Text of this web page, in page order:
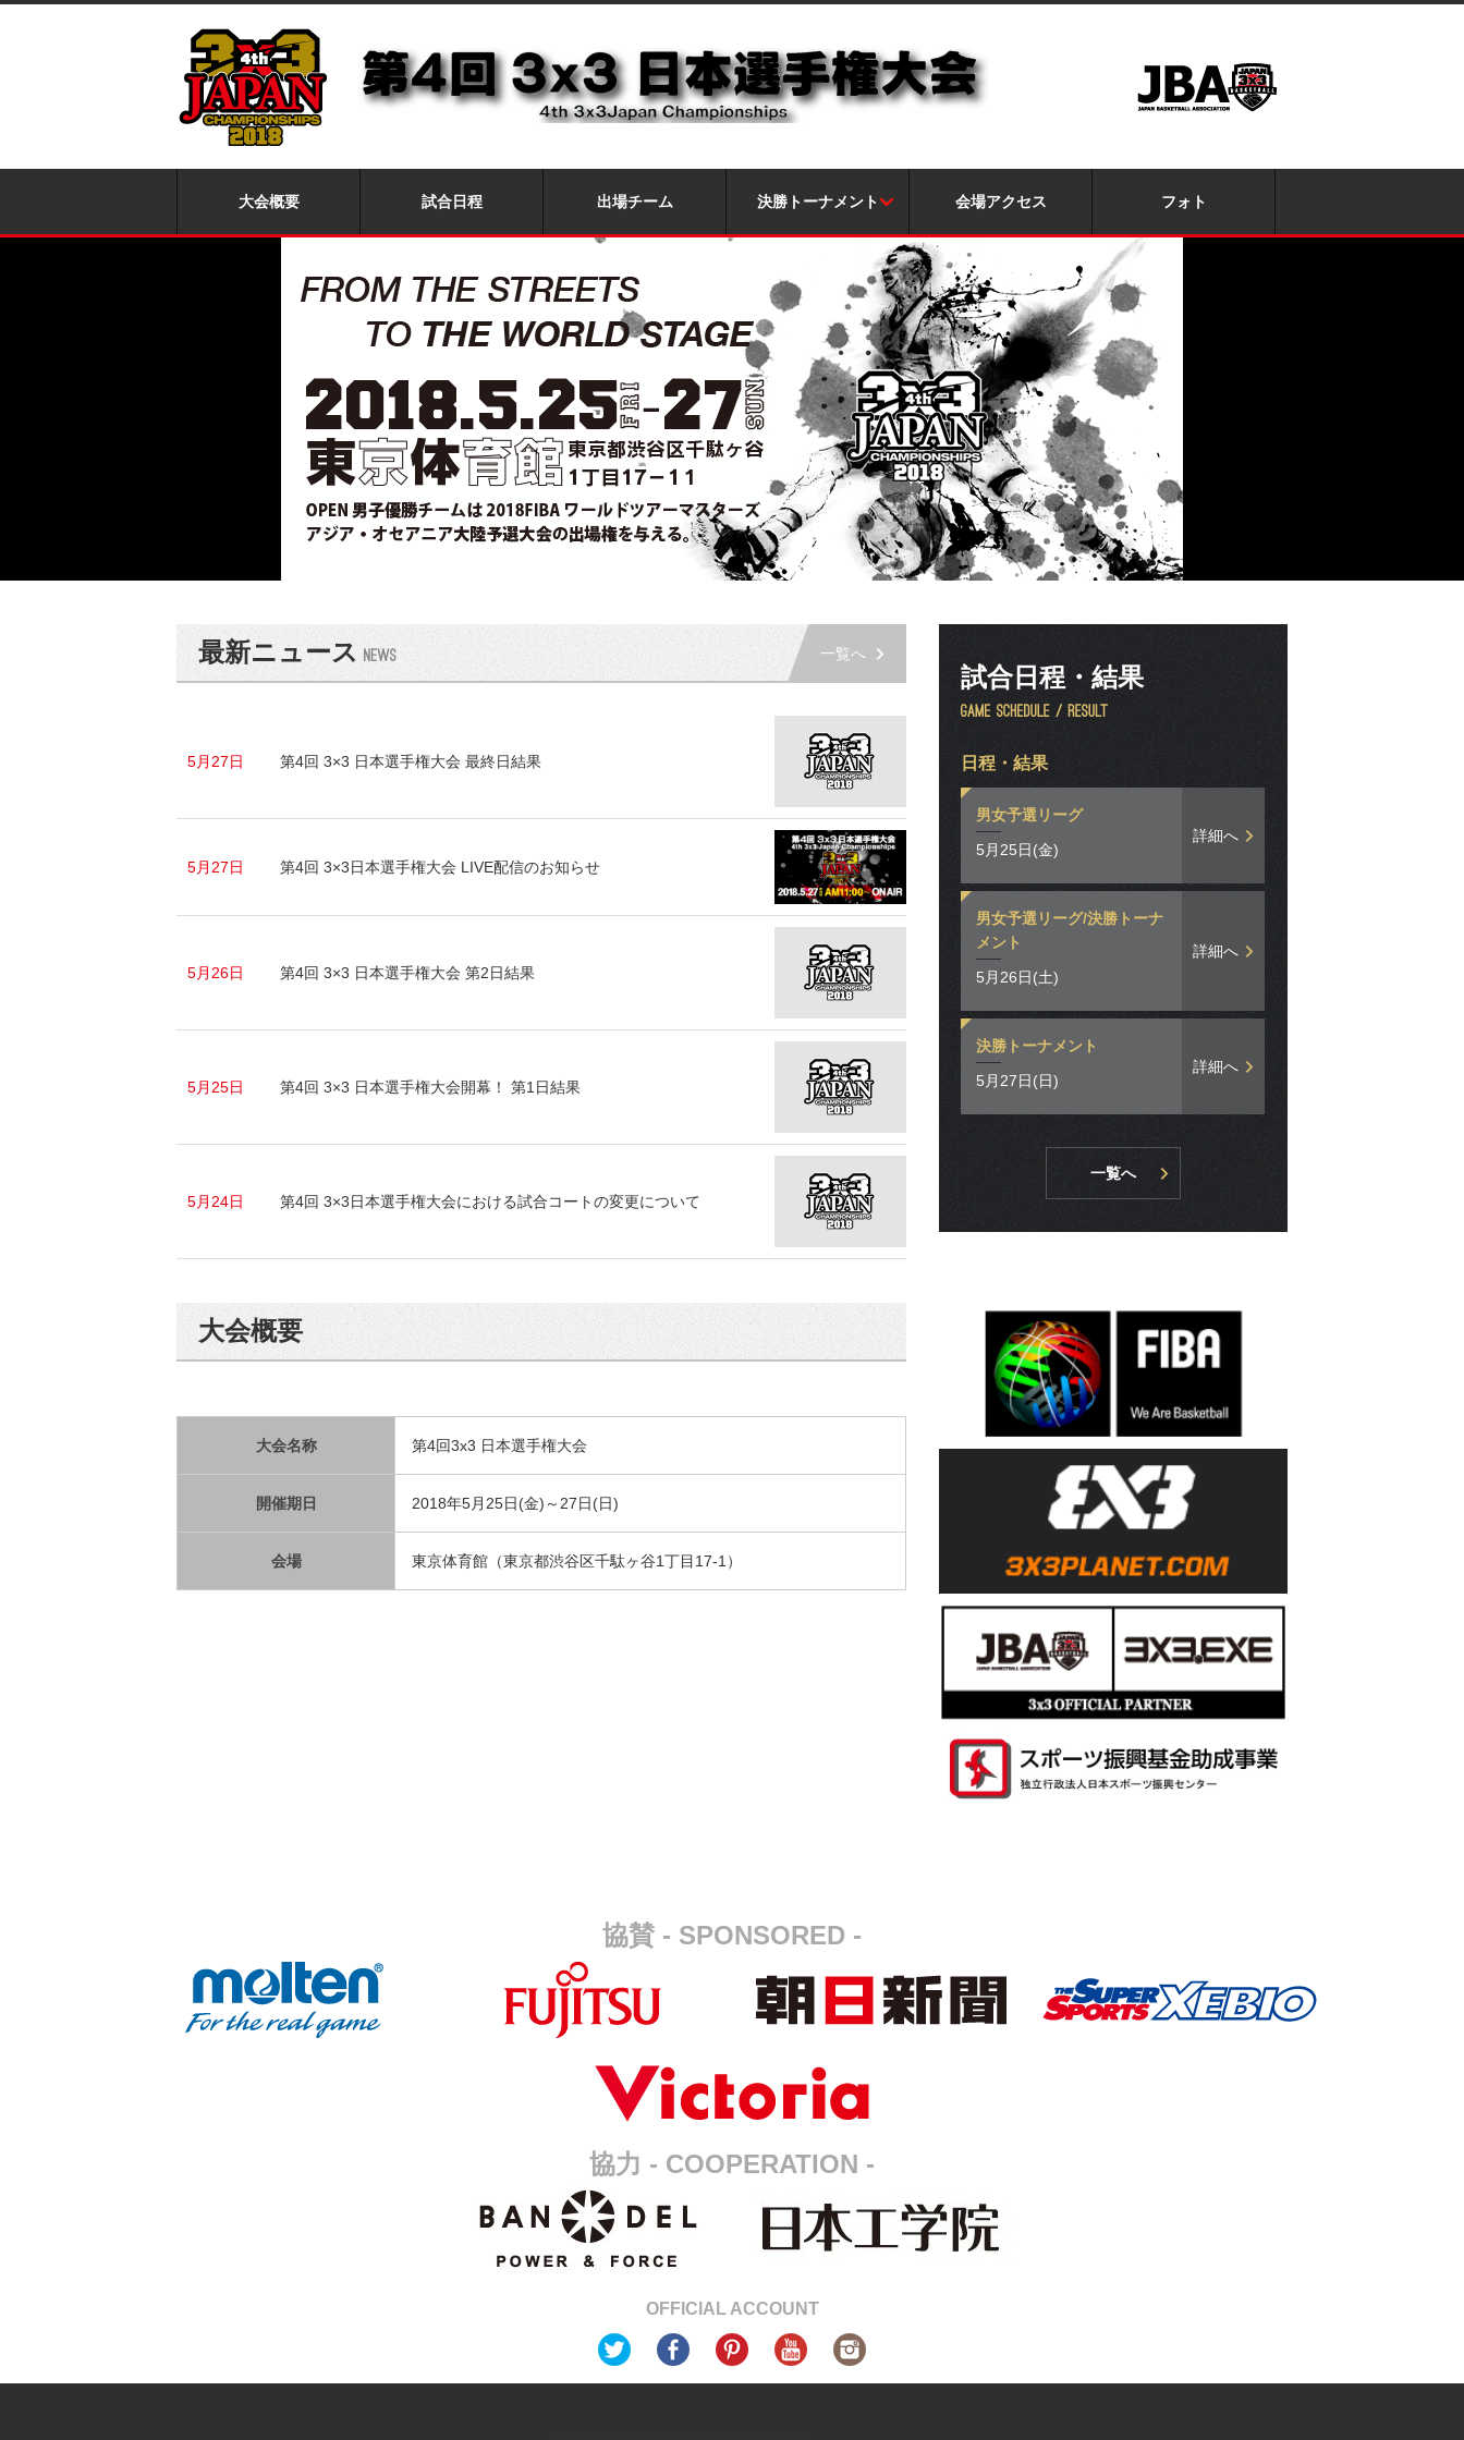
大会概要 試合日程 出場チーム 決勝トーナメント 会場アクセス フォト
最新ニュース 一覧へ
5月27日 第4回 3×3 日本選手権大会 最終日結果
5月27日 第4回 3×3日本選手権大会 LIVE配信のお知らせ
5月26日 第4回 3×3 日本選手権大会 第2日結果
5月25日 第4回 3×3 日本選手権大会開幕！ 第1日結果
5月24日 第4回 3×3日本選手権大会における試合コートの変更について
大会概要
大会名称 第4回3x3 日本選手権大会
開催期日 2018年5月25日(金)～27日(日)
会場 東京体育館（東京都渋谷区千駄ヶ谷1丁目17-1）
試合日程・結果
日程・結果
男女予選リーグ
5月25日(金)
詳細へ
男女予選リーグ/決勝トーナ
メント
5月26日(土)
詳細へ
決勝トーナメント
5月27日(日)
詳細へ
一覧へ
協賛 - SPONSORED -
協力 - COOPERATION -
OFFICIAL ACCOUNT